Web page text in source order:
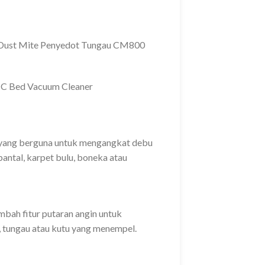
Mite Penyedot Tungau CM800
Bed Vacuum Cleaner
berguna untuk mengangkat debu
karpet bulu, boneka atau
fitur putaran angin untuk
atau kutu yang menempel.